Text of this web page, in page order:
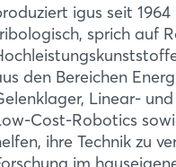
igus seit
sprich auf
den Bereichen
Linear-
Cost-Robotics
ihre Technik zu
im